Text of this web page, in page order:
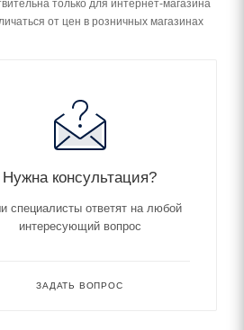
только для интернет-магазина
от цен в розничных магазинах
Нужна консультация?
специалисты ответят на любой
интересующий вопрос
ЗАДАТЬ ВОПРОС